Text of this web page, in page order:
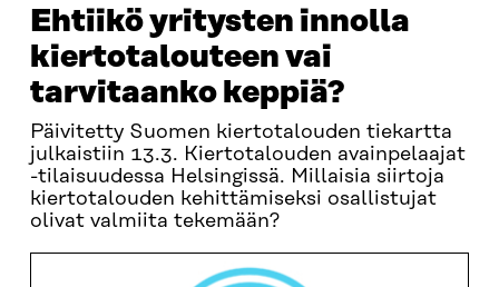
Ehtiikö yritysten innolla
kiertotalouteen vai
tarvitaanko keppiä?
Päivitetty Suomen kiertotalouden tiekartta
julkaistiin 13.3. Kiertotalouden avainpelaajat
-tilaisuudessa Helsingissä. Millaisia siirtoja
kiertotalouden kehittämiseksi osallistujat
olivat valmiita tekemään?